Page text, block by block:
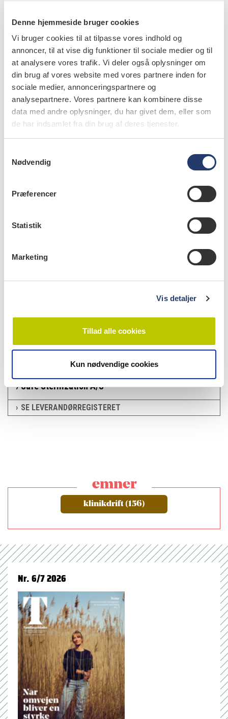
Denne hjemmeside bruger cookies
Vi bruger cookies til at tilpasse vores indhold og
annoncer, til at vise dig funktioner til sociale medier og til
at analysere vores trafik. Vi deler også oplysninger om
din brug af vores website med vores partnere inden for
sociale medier, annonceringspartnere og
analysepartnere. Vores partnere kan kombinere disse
data med andre oplysninger, du har givet dem, eller som
de har indsamlet fra din brug af deres tjenester.
Nødvendig
Præferencer
Statistik
Marketing
Vis detaljer
Tillad alle cookies
Kun nødvendige cookies
påbegyndt behandling, fordi patienten afbryder forløbet
efter eget ønske, er du berettiget til honoraret. Regningen
skal være på det aftalte og fastsatte honorar inklusive evt.
tilskud fra regionen. Der kan ikke afregnes overfor
regionen for dette, og patienten må selv betale det hele.
info
Nr. 11 | 2022
leverandørregister
Safe Sterilization A/S
SE LEVERANDØRREGISTERET
emner
klinikdrift (156)
Nr. 6/7 2026